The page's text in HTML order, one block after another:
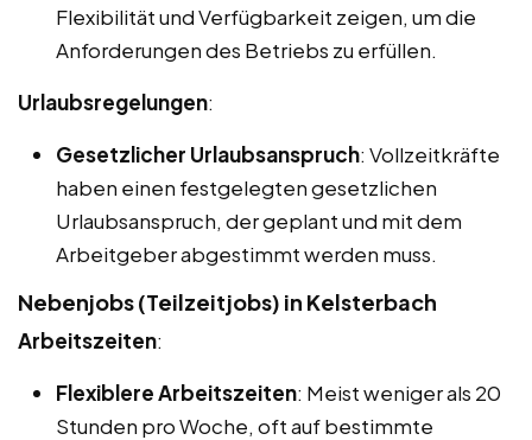
Flexibilität und Verfügbarkeit zeigen, um die
Anforderungen des Betriebs zu erfüllen.
Urlaubsregelungen:
Gesetzlicher Urlaubsanspruch: Vollzeitkräfte
haben einen festgelegten gesetzlichen
Urlaubsanspruch, der geplant und mit dem
Arbeitgeber abgestimmt werden muss.
Nebenjobs (Teilzeitjobs) in Kelsterbach
Arbeitszeiten:
Flexiblere Arbeitszeiten: Meist weniger als 20
Stunden pro Woche, oft auf bestimmte